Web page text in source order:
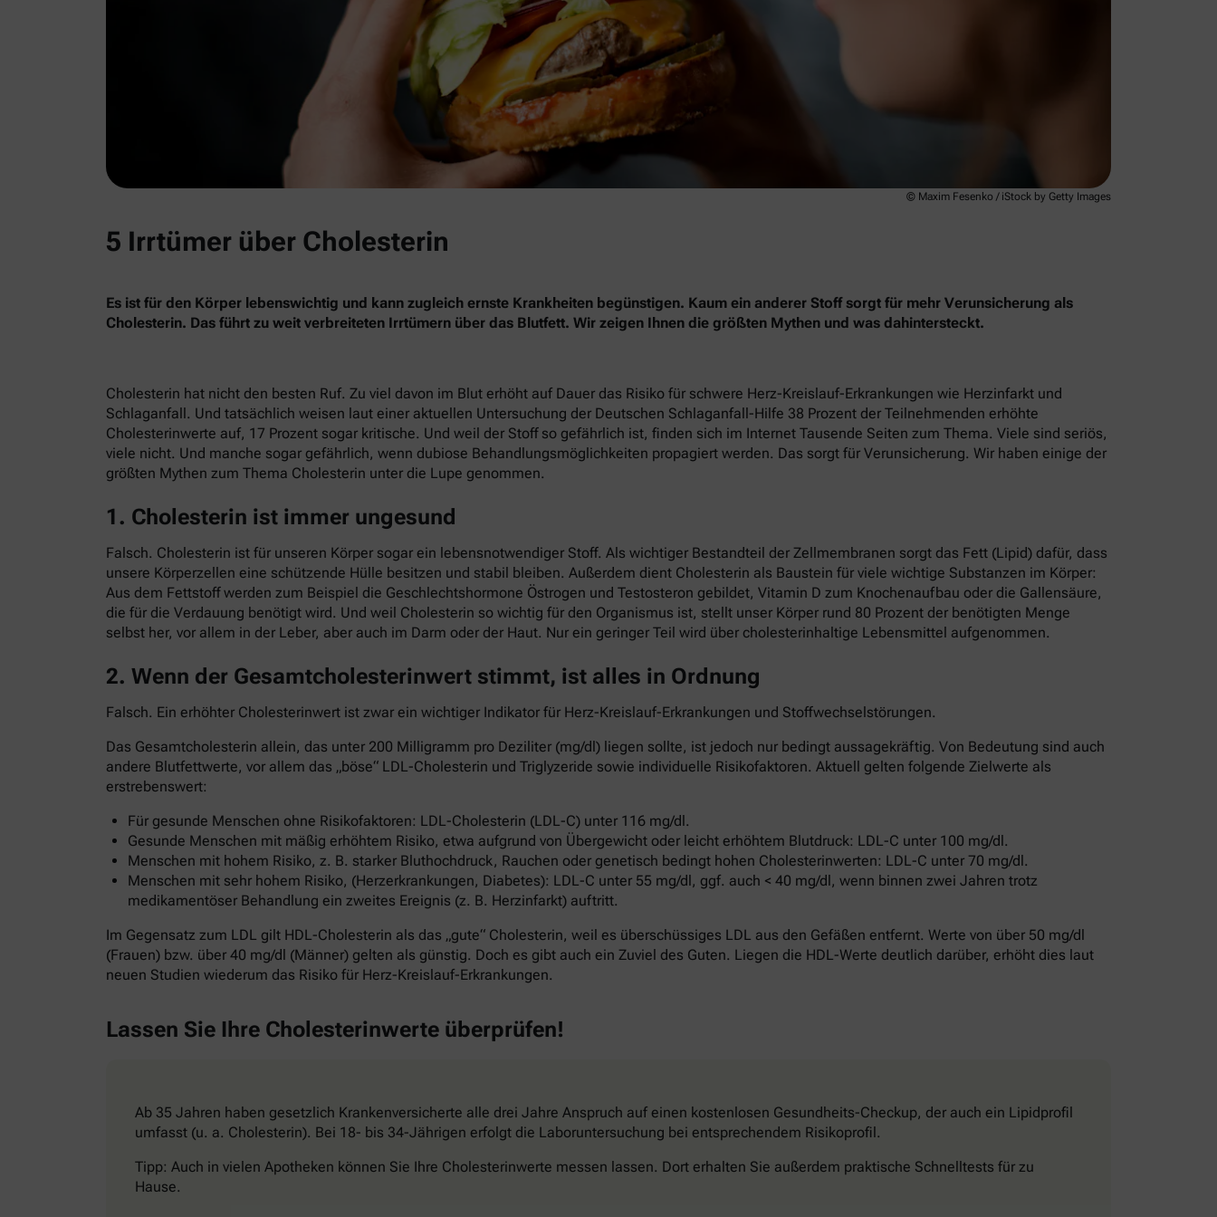
© Maxim Fesenko / iStock by Getty Images
5 Irrtümer über Cholesterin
Es ist für den Körper lebenswichtig und kann zugleich ernste Krankheiten begünstigen. Kaum ein anderer Stoff sorgt für mehr Verunsicherung als
Cholesterin. Das führt zu weit verbreiteten Irrtümern über das Blutfett. Wir zeigen Ihnen die größten Mythen und was dahintersteckt.
Cholesterin hat nicht den besten Ruf. Zu viel davon im Blut erhöht auf Dauer das Risiko für schwere Herz-Kreislauf-Erkrankungen wie Herzinfarkt und
Schlaganfall. Und tatsächlich weisen laut einer aktuellen Untersuchung der Deutschen Schlaganfall-Hilfe 38 Prozent der Teilnehmenden erhöhte
Cholesterinwerte auf, 17 Prozent sogar kritische. Und weil der Stoff so gefährlich ist, finden sich im Internet Tausende Seiten zum Thema. Viele sind seriös,
viele nicht. Und manche sogar gefährlich, wenn dubiose Behandlungsmöglichkeiten propagiert werden. Das sorgt für Verunsicherung. Wir haben einige der
größten Mythen zum Thema Cholesterin unter die Lupe genommen.
1. Cholesterin ist immer ungesund
Falsch. Cholesterin ist für unseren Körper sogar ein lebensnotwendiger Stoff. Als wichtiger Bestandteil der Zellmembranen sorgt das Fett (Lipid) dafür, dass
unsere Körperzellen eine schützende Hülle besitzen und stabil bleiben. Außerdem dient Cholesterin als Baustein für viele wichtige Substanzen im Körper:
Aus dem Fettstoff werden zum Beispiel die Geschlechtshormone Östrogen und Testosteron gebildet, Vitamin D zum Knochenaufbau oder die Gallensäure,
die für die Verdauung benötigt wird. Und weil Cholesterin so wichtig für den Organismus ist, stellt unser Körper rund 80 Prozent der benötigten Menge
selbst her, vor allem in der Leber, aber auch im Darm oder der Haut. Nur ein geringer Teil wird über cholesterinhaltige Lebensmittel aufgenommen.
2. Wenn der Gesamtcholesterinwert stimmt, ist alles in Ordnung
Falsch. Ein erhöhter Cholesterinwert ist zwar ein wichtiger Indikator für Herz-Kreislauf-Erkrankungen und Stoffwechselstörungen.
Das Gesamtcholesterin allein, das unter 200 Milligramm pro Deziliter (mg/dl) liegen sollte, ist jedoch nur bedingt aussagekräftig. Von Bedeutung sind auch
andere Blutfettwerte, vor allem das „böse“ LDL-Cholesterin und Triglyzeride sowie individuelle Risikofaktoren. Aktuell gelten folgende Zielwerte als
erstrebenswert:
Für gesunde Menschen ohne Risikofaktoren: LDL-Cholesterin (LDL-C) unter 116 mg/dl.
Gesunde Menschen mit mäßig erhöhtem Risiko, etwa aufgrund von Übergewicht oder leicht erhöhtem Blutdruck: LDL-C unter 100 mg/dl.
Menschen mit hohem Risiko, z. B. starker Bluthochdruck, Rauchen oder genetisch bedingt hohen Cholesterinwerten: LDL-C unter 70 mg/dl.
Menschen mit sehr hohem Risiko, (Herzerkrankungen, Diabetes): LDL-C unter 55 mg/dl, ggf. auch < 40 mg/dl, wenn binnen zwei Jahren trotz
medikamentöser Behandlung ein zweites Ereignis (z. B. Herzinfarkt) auftritt.
Im Gegensatz zum LDL gilt HDL-Cholesterin als das „gute“ Cholesterin, weil es überschüssiges LDL aus den Gefäßen entfernt. Werte von über 50 mg/dl
(Frauen) bzw. über 40 mg/dl (Männer) gelten als günstig. Doch es gibt auch ein Zuviel des Guten. Liegen die HDL-Werte deutlich darüber, erhöht dies laut
neuen Studien wiederum das Risiko für Herz-Kreislauf-Erkrankungen.
Lassen Sie Ihre Cholesterinwerte überprüfen!
Ab 35 Jahren haben gesetzlich Krankenversicherte alle drei Jahre Anspruch auf einen kostenlosen Gesundheits-Checkup, der auch ein Lipidprofil
umfasst (u. a. Cholesterin). Bei 18- bis 34-Jährigen erfolgt die Laboruntersuchung bei entsprechendem Risikoprofil.
Tipp: Auch in vielen Apotheken können Sie Ihre Cholesterinwerte messen lassen. Dort erhalten Sie außerdem praktische Schnelltests für zu
Hause.